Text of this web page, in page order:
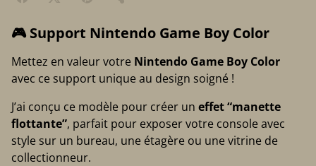
🎮 Support Nintendo Game Boy Color
Mettez en valeur votre Nintendo Game Boy Color
avec ce support unique au design soigné !
J’ai conçu ce modèle pour créer un effet “manette
flottante”, parfait pour exposer votre console avec
style sur un bureau, une étagère ou une vitrine de
collectionneur.